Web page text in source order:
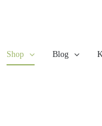
Shop Blog